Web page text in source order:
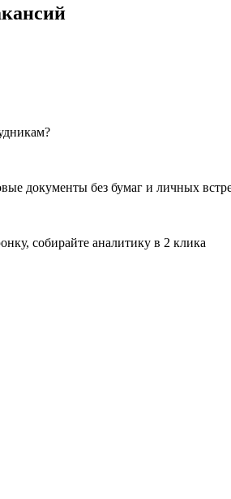
документы без бумаг и личных
собирайте аналитику в 2 клика